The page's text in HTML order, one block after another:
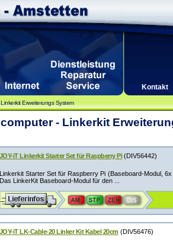
Kontakt
Linkerkit Erweiterungs System
- Linkerkit
JOY-iT Linkerkit Starter Set für Raspberry Pi(DIV56442)
Linkerkit Starter Set für Raspberry Pi (Baseboard-Modul,
Das LinkerKit Baseboard-Modul für den ...
JOY-iT LK-Cable-20 Linker Kit Kabel 20cm (DIV56476)